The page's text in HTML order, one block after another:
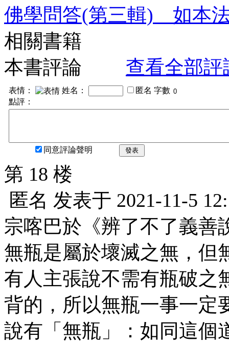
佛學問答(第三輯) 如本
相關書籍
本書評論
查看全部評
表情： 姓名： 匿名 字數
點評：
同意評論聲明 發表
第 18 楼
匿名 发表于 2021-11-5
宗喀巴於《辨了不了義善
無瓶是屬於壞滅之無，但
有人主張說不需有瓶破之
背的，所以無瓶一事一定
說有「無瓶」：如同這個